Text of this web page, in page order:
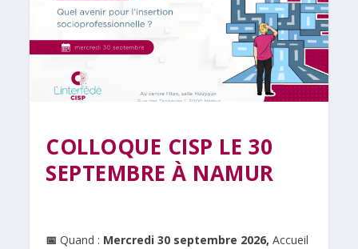
COLLOQUE CISP LE 30
SEPTEMBRE À NAMUR
📅Quand : Mercredi 30 septembre 2026, Accueil